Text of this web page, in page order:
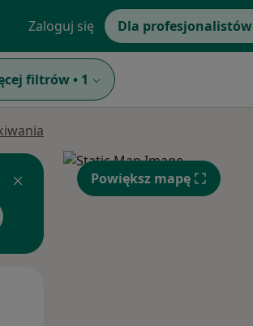
Zaloguj się Dla profesjonalistów
filtrów • 1
Powiększ mapę